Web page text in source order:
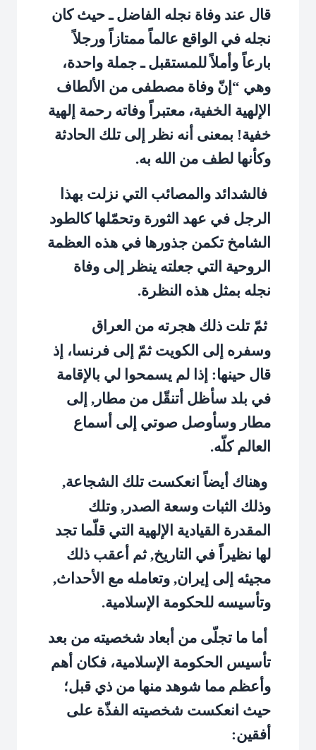
قال عند وفاة نجله الفاضل ـ حيث كان
نجله في الواقع عالماً ممتازاً ورجلاً
بارعاً وأملاً للمستقبل ـ جملة واحدة،
وهي “إنّ وفاة مصطفى من الألطاف
الإلهية الخفية، معتبراً وفاته رحمة إلهية
خفية! بمعنى أنه نظر إلى تلك الحادثة
وكأنها لطف من الله به.
فالشدائد والمصائب التي نزلت بهذا
الرجل في عهد الثورة وتحمّلها كالطود
الشامخ تكمن جذورها في هذه العظمة
الروحية التي جعلته ينظر إلى وفاة
نجله بمثل هذه النظرة.
ثمّ تلت ذلك هجرته من العراق
وسفره إلى الكويت ثمّ إلى فرنسا، إذ
قال حينها: إذا لم يسمحوا لي بالإقامة
في بلد سأظل أتنقّل من مطار, إلى
مطار وسأوصل صوتي إلى أسماع
العالم كلّه.
وهناك أيضاً انعكست تلك الشجاعة,
وذلك الثبات وسعة الصدر, وتلك
المقدرة القيادية الإلهية التي قلّما تجد
لها نظيراً في التاريخ, ثم أعقب ذلك
مجيئه إلى إيران, وتعامله مع الأحداث,
وتأسيسه للحكومة الإسلامية.
أما ما تجلّى من أبعاد شخصيته من بعد
تأسيس الحكومة الإسلامية، فكان أهم
وأعظم مما شوهد منها من ذي قبل؛
حيث انعكست شخصيته الفذّة على
أفقين: